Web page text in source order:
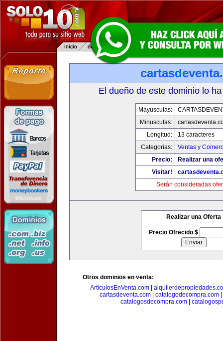
El dueño de este dominio lo
Mayusculas:
Minusculas:
Longitud:
13 caracteres
Categorias:
Ventas y
Precio:
Realizar una
Visitar!
Serán consideradas
Realizar una Oferta
Precio Ofrecido $
Otros dominios en venta:
ArticulosEnVenta.com
cartasdeventa.com
catalogodecompra.com
catalogosdecompra.com